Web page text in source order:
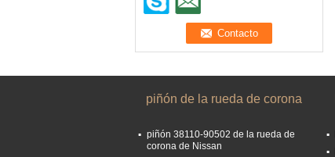
piñón de la rueda de corona
piñón 38110-90502 de la rueda de
corona de Nissan